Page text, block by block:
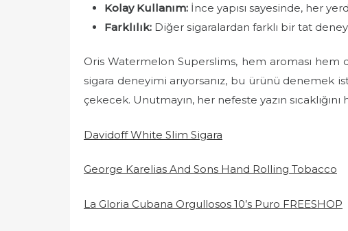
Kolay Kullanım: İnce yapısı sayesinde, her
Farklılık: Diğer sigaralardan farklı bir tat
Oris Watermelon Superslims, hem aroması hem
sigara deneyimi arıyorsanız, bu ürünü denemek
çekecek. Unutmayın, her nefeste yazın sıcaklığını
Davidoff White Slim Sigara
George Karelias And Sons Hand Rolling Tobacco
La Gloria Cubana Orgullosos 10’s Puro FREESHOP